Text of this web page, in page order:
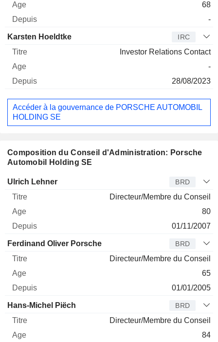
68
-
Karsten Hoeldtke IRC
Investor Relations Contact
-
28/08/2023
Accéder à la gouvernance de PORSCHE AUTOMOBIL
HOLDING SE
Composition du Conseil d'Administration: Porsche
Automobil Holding SE
Administrateur
Ulrich Lehner BRD
Directeur/Membre du Conseil
80
01/11/2007
Ferdinand Oliver Porsche BRD
Directeur/Membre du Conseil
65
01/01/2005
Hans-Michel Piëch BRD
Directeur/Membre du Conseil
84